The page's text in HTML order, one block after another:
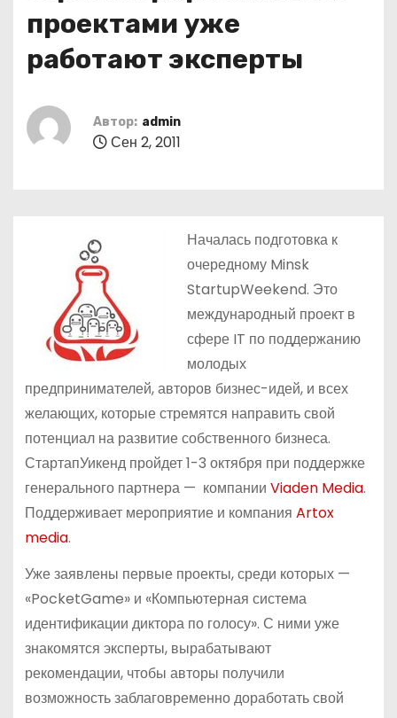
проектами уже
работают эксперты
Автор: admin
Сен 2, 2011
Началась подготовка к
очередному Minsk
StartupWeekend. Это
международный проект в
сфере IT по поддержанию
молодых
предпринимателей, авторов бизнес-идей, и всех
желающих, которые стремятся направить свой
потенциал на развитие собственного бизнеса.
СтартапУикенд пройдет 1-3 октября при поддержке
генерального партнера — компании Viaden Media.
Поддерживает мероприятие и компания Artox
media.
Уже заявлены первые проекты, среди которых —
«PocketGame» и «Компьютерная система
идентификации диктора по голосу». С ними уже
знакомятся эксперты, вырабатывают
рекомендации, чтобы авторы получили
возможность заблаговременно доработать свой